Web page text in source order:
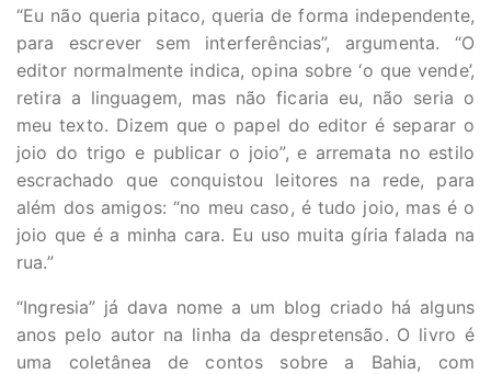
“Eu não queria pitaco, queria de forma independente,
para escrever sem interferências”, argumenta. “O
editor normalmente indica, opina sobre ‘o que vende’,
retira a linguagem, mas não ficaria eu, não seria o
meu texto. Dizem que o papel do editor é separar o
joio do trigo e publicar o joio”, e arremata no estilo
escrachado que conquistou leitores na rede, para
além dos amigos: “no meu caso, é tudo joio, mas é o
joio que é a minha cara. Eu uso muita gíria falada na
rua.”
“Ingresia” já dava nome a um blog criado há alguns
anos pelo autor na linha da despretensão. O livro é
uma coletânea de contos sobre a Bahia, com